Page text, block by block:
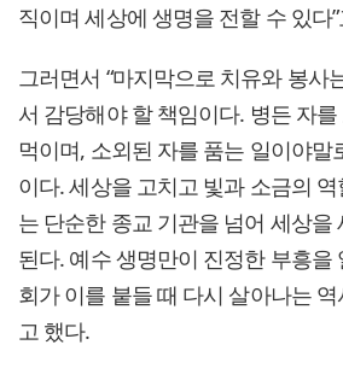
직이며 세상에 생명을 전할 수 있다
그러면서 “마지막으로 치유와 봉사
서 감당해야 할 책임이다. 병든 자
먹이며, 소외된 자를 품는 일이야말
이다. 세상을 고치고 빛과 소금의
는 단순한 종교 기관을 넘어 세상을
된다. 예수 생명만이 진정한 부흥을
회가 이를 붙들 때 다시 살아나는
고 했다.